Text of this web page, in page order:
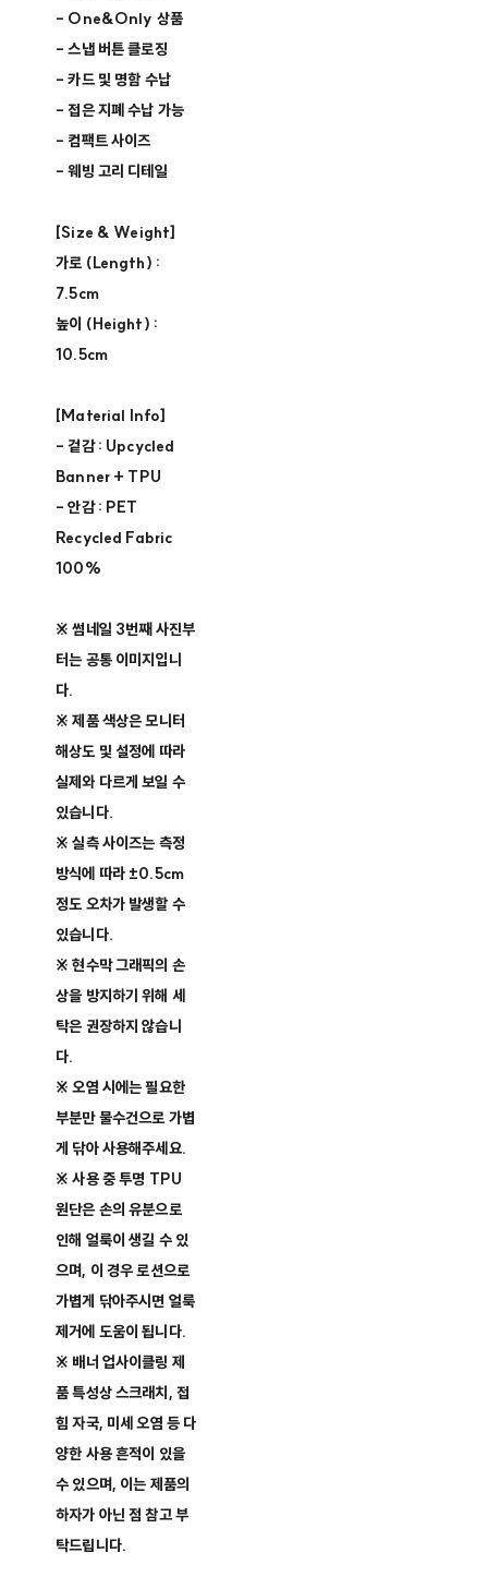
- One&Only 상품
- 스냅 버튼 클로징
- 카드 및 명함 수납
- 접은 지폐 수납 가능
- 컴팩트 사이즈
- 웨빙 고리 디테일
[Size & Weight]
가로 (Length) :
7.5cm
높이 (Height) :
10.5cm
[Material Info]
- 겉감 : Upcycled
Banner + TPU
- 안감 : PET
Recycled Fabric
100%
※ 썸네일 3번째 사진부
터는 공통 이미지입니
다.
※ 제품 색상은 모니터
해상도 및 설정에 따라
실제와 다르게 보일 수
있습니다.
※ 실측 사이즈는 측정
방식에 따라 ±0.5cm
정도 오차가 발생할 수
있습니다.
※ 현수막 그래픽의 손
상을 방지하기 위해 세
탁은 권장하지 않습니
다.
※ 오염 시에는 필요한
부분만 물수건으로 가볍
게 닦아 사용해주세요.
※ 사용 중 투명 TPU
원단은 손의 유분으로
인해 얼룩이 생길 수 있
으며, 이 경우 로션으로
가볍게 닦아주시면 얼룩
제거에 도움이 됩니다.
※ 배너 업사이클링 제
품 특성상 스크래치, 접
힘 자국, 미세 오염 등 다
양한 사용 흔적이 있을
수 있으며, 이는 제품의
하자가 아닌 점 참고 부
탁드립니다.